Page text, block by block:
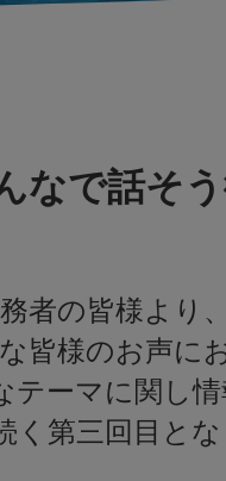
で話そ
の皆様より
様のお声に
ーマに関し
第三回目と